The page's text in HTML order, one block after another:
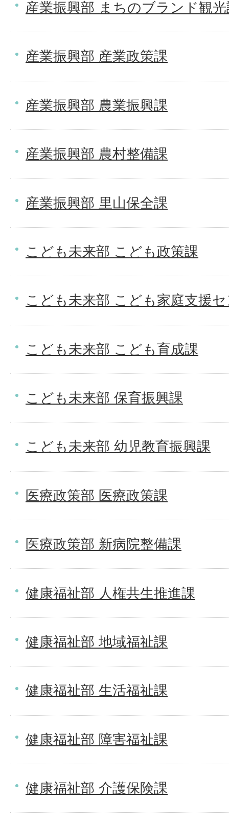
産業振興部 まちのブランド観
産業振興部 産業政策課
産業振興部 農業振興課
産業振興部 農村整備課
産業振興部 里山保全課
こども未来部 こども政策課
こども未来部 こども家庭支援
こども未来部 こども育成課
こども未来部 保育振興課
こども未来部 幼児教育振興課
医療政策部 医療政策課
医療政策部 新病院整備課
健康福祉部 人権共生推進課
健康福祉部 地域福祉課
健康福祉部 生活福祉課
健康福祉部 障害福祉課
健康福祉部 介護保険課